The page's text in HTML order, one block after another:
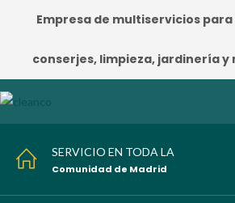
Empresa de multiservicios
conserjes, limpieza, jardinería
SERVICIO EN TODA LA
Comunidad de Madrid